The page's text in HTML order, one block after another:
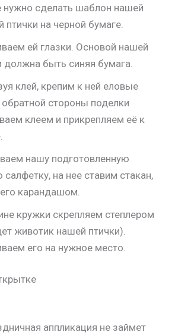
сделать шаблон нашей
птички на черной бумаге.
ей глазки. Основой нашей
должна быть синяя бумага.
клей, крепим к ней еловые
обратной стороны поделки
клеем и прикрепляем её к
нашу подготовленную
салфетку, на нее ставим стакан,
карандашом.
кружки скрепляем степлером
животик нашей птички).
его на нужное место.
аппликация не займет